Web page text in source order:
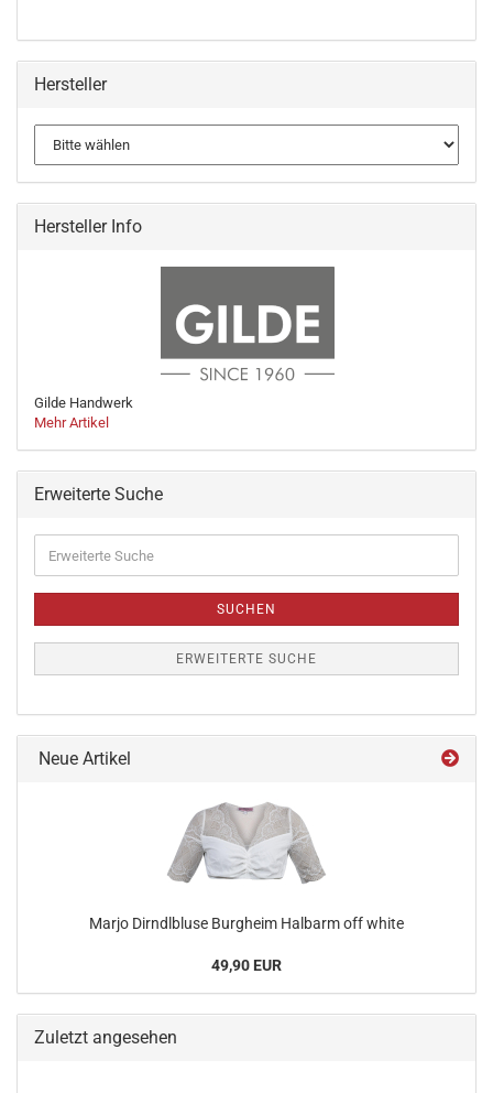
Hersteller
Hersteller Info
Gilde Handwerk
Mehr Artikel
Erweiterte Suche
SUCHEN
ERWEITERTE SUCHE
Neue Artikel
Marjo Dirndlbluse Burgheim Halbarm off white
49,90 EUR
Zuletzt angesehen